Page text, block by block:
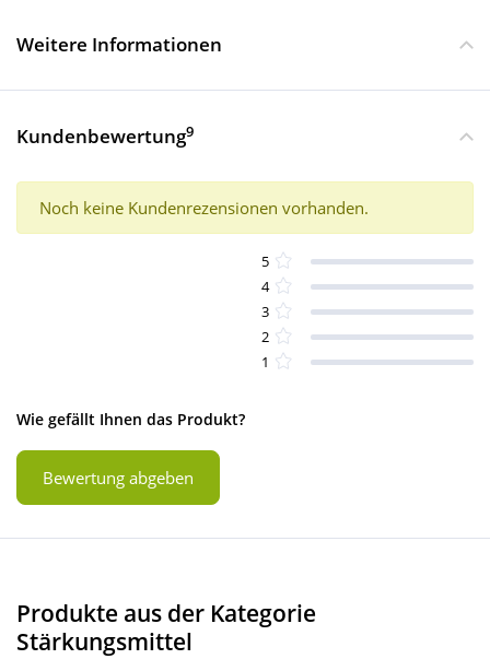
Weitere Informationen
Kundenbewertung9
Noch keine Kundenrezensionen vorhanden.
5
4
3
2
1
Wie gefällt Ihnen das Produkt?
Bewertung abgeben
Produkte aus der Kategorie
Stärkungsmittel